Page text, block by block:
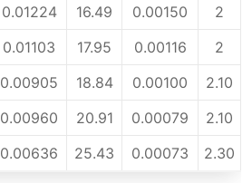
0.01224 16.49 0.00150
2
0.01103 17.95 0.00116
2
0.00905 18.84 0.00100
2.10
0.00960 20.91 0.00079
2.10
0.00636 25.43 0.00073 2.30